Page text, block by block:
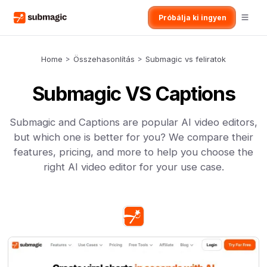
Próbálja ki ingyen
Home > Összehasonlítás > Submagic vs feliratok
Submagic VS Captions
Submagic and Captions are popular AI video editors,
but which one is better for you? We compare their
features, pricing, and more to help you choose the
right AI video editor for your use case.